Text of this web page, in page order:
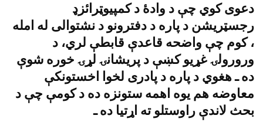
دعوى کوي چې د وادۀ د کمپيوټرائزډ
رجسټريشن د پاره د دفترونو د نشتوالى له امله
، کوم چې واضحه قاعدې قابطې لري، د
ورورولۍ غړيو کښې د پريشانۍ لړۍ خوره شوې
ده ـ هغوي د پاره د پادرى لخوا اخستونکې
معاوضه هم يوه اهمه ستونزه ده د کومې چې د
بحث لاندې راوستلو ته اړتيا ده ـ